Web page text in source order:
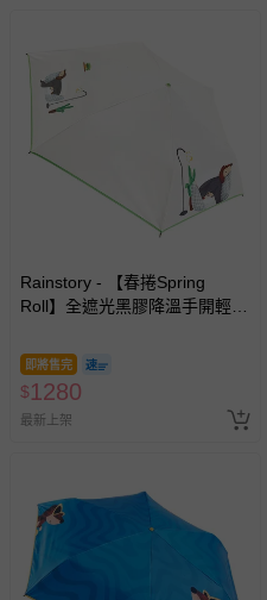
Rainstory - 【春捲Spring
Roll】全遮光黑膠降溫手開輕細
即將售完
$1280
最新上架